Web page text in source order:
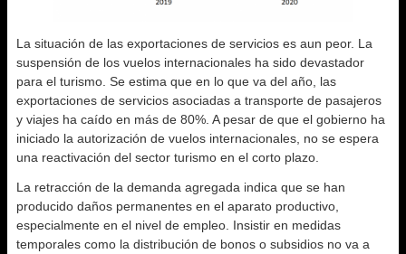
La situación de las exportaciones de servicios es aun peor. La
suspensión de los vuelos internacionales ha sido devastador
para el turismo. Se estima que en lo que va del año, las
exportaciones de servicios asociadas a transporte de pasajeros
y viajes ha caído en más de 80%. A pesar de que el gobierno ha
iniciado la autorización de vuelos internacionales, no se espera
una reactivación del sector turismo en el corto plazo.
La retracción de la demanda agregada indica que se han
producido daños permanentes en el aparato productivo,
especialmente en el nivel de empleo. Insistir en medidas
temporales como la distribución de bonos o subsidios no va a